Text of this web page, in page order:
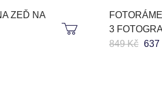
ZEĎ NA
3
849 Kč 637